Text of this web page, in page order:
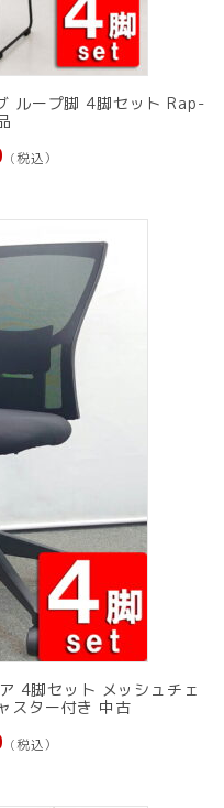
ループ脚 4脚セット Rap-
(税込）
4脚セット メッシュチェ
スター付き 中古
(税込）